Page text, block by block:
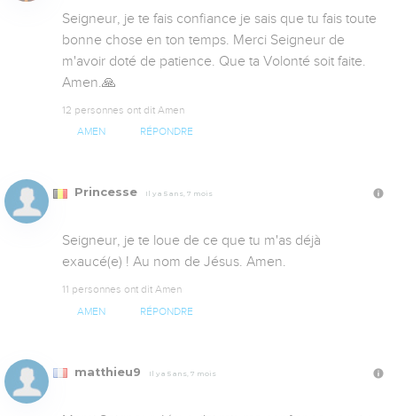
Seigneur, je te fais confiance je sais que tu fais toute
bonne chose en ton temps. Merci Seigneur de
m'avoir doté de patience. Que ta Volonté soit faite.
Amen.🙏
12 personnes ont dit Amen
AMEN RÉPONDRE
Princesse Il y a 5 ans, 7 mois
Seigneur, je te loue de ce que tu m'as déjà
exaucé(e) ! Au nom de Jésus. Amen.
11 personnes ont dit Amen
AMEN RÉPONDRE
matthieu9 Il y a 5 ans, 7 mois